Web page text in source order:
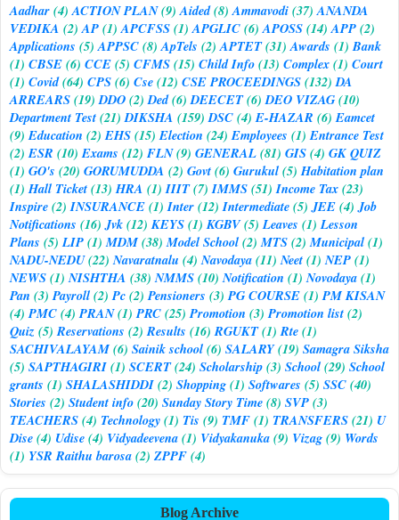
Aadhar(4) ACTION PLAN(9) Aided(8) Ammavodi(37) ANANDA
VEDIKA (2) AP(1) APCFSS(1) APGLIC(6) APOSS(14) APP(2)
Applications (5) APPSC(8) ApTels (2) APTET(31) Awards (1) Bank
(1) CBSE(6) CCE(5) CFMS(15) Child Info(13) Complex(1) Court
(1) Covid(64) CPS(6) Cse(12) CSE PROCEEDINGS(132) DA
ARREARS(19) DDO(2) Ded(6) DEECET(6) DEO VIZAG(10)
Department Test(21) DIKSHA (159) DSC(4) E-HAZAR (6) Eamcet
(9) Education (2) EHS(15) Election (24) Employees (1) Entrance Test
(2) ESR (10) Exams (12) FLN(9) GENERAL(81) GIS(4) GK QUIZ
(1) GO's (20) GORUMUDDA (2) Govt(6) Gurukul(5) Habitation plan
(1) Hall Ticket(13) HRA (1) IIIT(7) IMMS(51) Income Tax(23)
Inspire(2) INSURANCE(1) Inter(12) Intermediate(5) JEE(4) Job
Notifications (16) Jvk(12) KEYS(1) KGBV(5) Leaves (1) Lesson
Plans (5) LIP(1) MDM(38) Model School(2) MTS(2) Municipal(1)
NADU-NEDU(22) Navaratnalu (4) Navodaya(11) Neet(1) NEP(1)
NEWS(1) NISHTHA (38) NMMS(10) Notification (1) Novodaya(1)
Pan (3) Payroll(2) Pc(2) Pensioners (3) PG COURSE(1) PM KISAN
(4) PMC(4) PRAN(1) PRC(25) Promotion (3) Promotion list(2)
Quiz(5) Reservations (2) Results (16) RGUKT(1) Rte(1)
SACHIVALAYAM(6) Sainik school(6) SALARY(19) Samagra Siksha
(5) SAPTHAGIRI(1) SCERT(24) Scholarship(3) School(29) School
grants (1) SHALASHIDDI(2) Shopping(1) Softwares (5) SSC(40)
Stories (2) Student info(20) Sunday Story Time(8) SVP(3)
TEACHERS(4) Technology(1) Tis (9) TMF(1) TRANSFERS(21) U
Dise(4) Udise(4) Vidyadeevena(1) Vidyakanuka(9) Vizag(9) Words
(1) YSR Raithu barosa(2) ZPPF(4)
Blog Archive